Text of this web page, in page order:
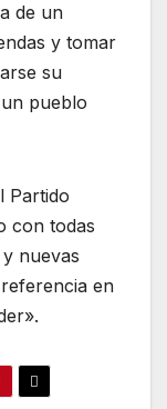
de un
y tomar
su
pueblo
Partido
con todas
nuevas
en